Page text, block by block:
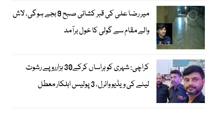
میر رضا علی کی قبر کشائی صبح 9 بجے ہوگی، لاش
والے مقام سے گولی کا خول برآمد
کراچی: شہری کو ہراساں کرکے30 ہزارروپے رشوت
لینے کی ویڈیو وائرل، 3 پولیس اہلکار معطل